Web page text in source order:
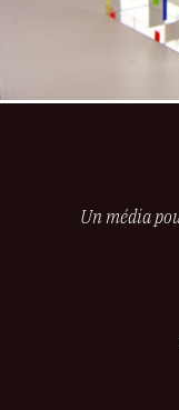
Un média